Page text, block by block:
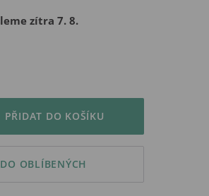
zítra 7. 8.
PŘIDAT DO KOŠÍKU
OBLÍBENÝCH